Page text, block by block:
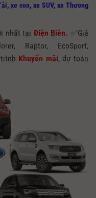
xe con, xe SUV, xe Thương
nhất tại Điện Biên. ✅Giá
Raptor, EcoSport,
Khuyến mãi, dự toán